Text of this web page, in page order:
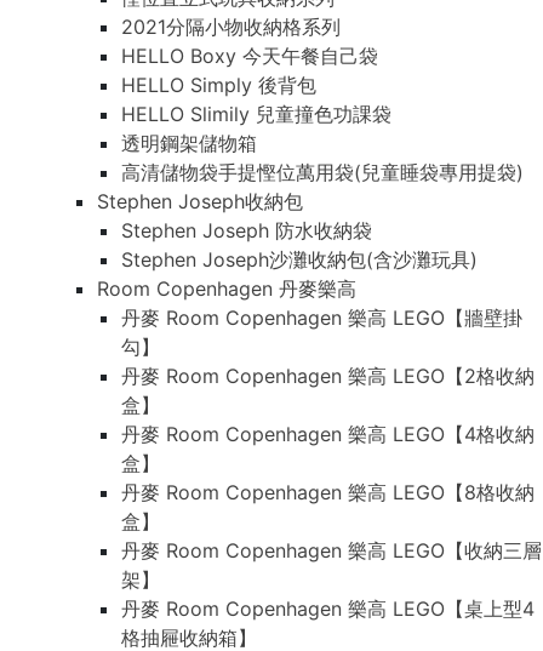
2021分隔小物收納格系列
HELLO Boxy 今天午餐自己袋
HELLO Simply 後背包
HELLO Slimily 兒童撞色功課袋
透明鋼架儲物箱
高清儲物袋手提慳位萬用袋(兒童睡袋專用提袋)
Stephen Joseph收納包
Stephen Joseph 防水收納袋
Stephen Joseph沙灘收納包(含沙灘玩具)
Room Copenhagen 丹麥樂高
丹麥 Room Copenhagen 樂高 LEGO【牆壁掛
勾】
丹麥 Room Copenhagen 樂高 LEGO【2格收納
盒】
丹麥 Room Copenhagen 樂高 LEGO【4格收納
盒】
丹麥 Room Copenhagen 樂高 LEGO【8格收納
盒】
丹麥 Room Copenhagen 樂高 LEGO【收納三層
架】
丹麥 Room Copenhagen 樂高 LEGO【桌上型4
格抽屜收納箱】